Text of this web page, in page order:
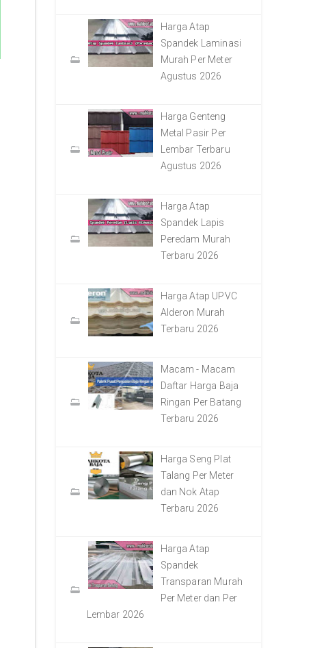
Harga Atap
Spandek Laminasi
Murah Per Meter
Agustus 2026
Harga Genteng
Metal Pasir Per
Lembar Terbaru
Agustus 2026
Harga Atap
Spandek Lapis
Peredam Murah
Terbaru 2026
Harga Atap UPVC
Alderon Murah
Terbaru 2026
Macam - Macam
Daftar Harga Baja
Ringan Per Batang
Terbaru 2026
Harga Seng Plat
Talang Per Meter
dan Nok Atap
Terbaru 2026
Harga Atap
Spandek
Transparan Murah
Per Meter dan Per
Lembar 2026